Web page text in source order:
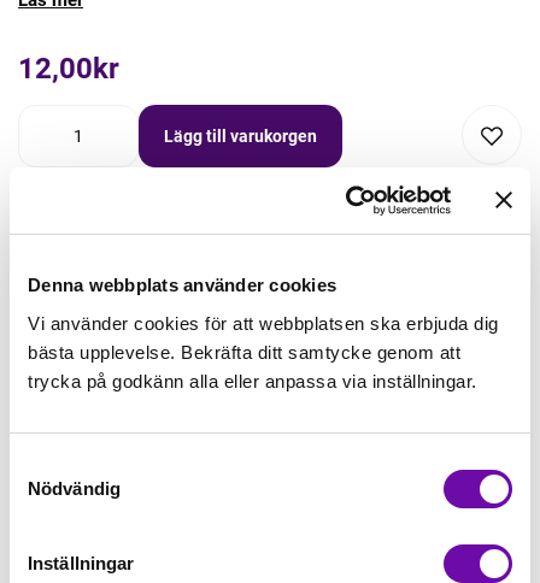
Denna webbplats använder cookies
Vi använder cookies för att webbplatsen ska erbjuda dig
bästa upplevelse. Bekräfta ditt samtycke genom att
trycka på godkänn alla eller anpassa via inställningar.
Nödvändig
Inställningar
12,00kr
Lägg till varukorgen
Lägg först önskad mängd i varukorgen,
Tråd matchande +45,00kr